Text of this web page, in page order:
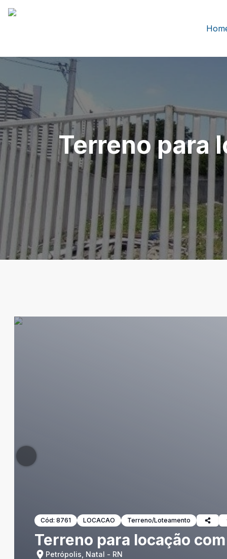
Terreno para
Cód: 8761 LOCACAO Terreno/Loteamento
Terreno para locação
Petrópolis, Natal - RN